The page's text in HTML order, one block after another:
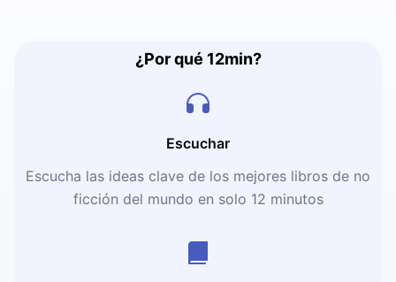
¿Por qué 12min?
Escuchar
Escucha las ideas clave de los mejores libros de no
ficción del mundo en solo 12 minutos